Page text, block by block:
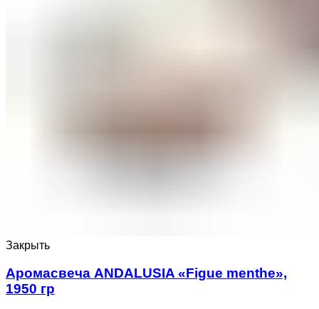
Закрыть
Аромасвеча ANDALUSIA «Figue menthe»,
1950 гр